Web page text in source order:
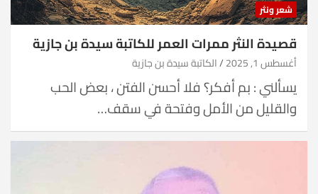
شعر ونثر
قصيدة النثر ممرات العمر للكاتبة سيدة بن جازية
أغسطس 1, 2025 الكاتبة سيدة بن جازية
يسألني : بم أفكر؟ فلا أحسن الفتن ، بعض الحب
والقليل من الأمل وفتحة في سقف…